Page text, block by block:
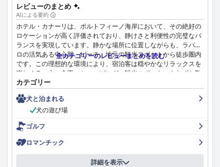
ホテルの清潔さは、概ね良好なフィードバックを受けており、手
入れの行き届いた客室、設備、ビーチエリアが評価されていま
す。しかし、一部の宿泊客は、ハウスキーピングの基準に一貫性
がないことや、より良い手入れが必要な特定のエリアを指摘して
います。これらの批判にもかかわらず、ホテルの美しい海辺のロ
ケーション、優れたスパ、そしてプロフェッショナルなスタッフ
は、宿泊客の体験にポジティブな影響を与えています。
グランド ホテル アラッシオのスタッフは、そのフレンドリー
さ、親切さ、そして気配りで広く評価されています。宿泊客は、
しばしばチームのプロ意識と親切な性格を強調しており、それが
ホテルの高い評価に大きく貢献しています。
スパは、海水プール、サウナ、ハマムエリアなど、様々なアメニ
ティで絶賛されています。しばしば、穏やかで壮大であると評さ
れ、真にリラックスできる環境を作り出す優れたマッサージとウ
ェルネスサービスを提供しています。
レビューのまとめ
AIによる要約
ホテル・カナーリは、ポルトフィーノ海岸において、その絶好の
ロケーションが高く評価されており、静けさと利便性の完璧なバ
ランスを実現しています。静かな場所に位置しながらも、ラパッ
ロの活気ある中心部、ビーチ、地元の観光スポットから徒歩圏内
です。この理想的な環境により、宿泊客は穏やかなリラックスを
楽しめる一方、食事、ショッピング、観光スポットへもわずか数
分で行くことができます。特に、ポルトフィーノやチンクエテッ
レへの旅行が容易になる戦略的な立地が評価されています。
宿泊客は、その質と多様性が特徴的な朝食サービスを頻繁に称賛
しています。新鮮な自家製ペストリーを特徴とする豊富なビュッ
フェは、甘味と塩味の両方のオプションを提供しています。魅力
的なテラスでの食事は、体験を向上させ、一日の素敵なスタート
を提供します。時折、より多くの種類の必要性に関するコメント
があるものの、朝食は概ね4つ星ホテルの期待に応えています。
全カテゴリーのレビューまとめを読む
カテゴリー
犬と泊まれる
犬の遊び場
ゴルフ
ロマンチック
詳細を表示